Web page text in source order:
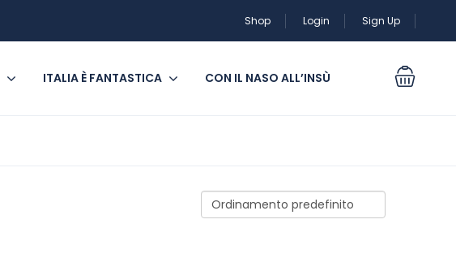
Shop Login Sign Up
ITALIA È FANTASTICA CON IL NASO ALL’INSÙ